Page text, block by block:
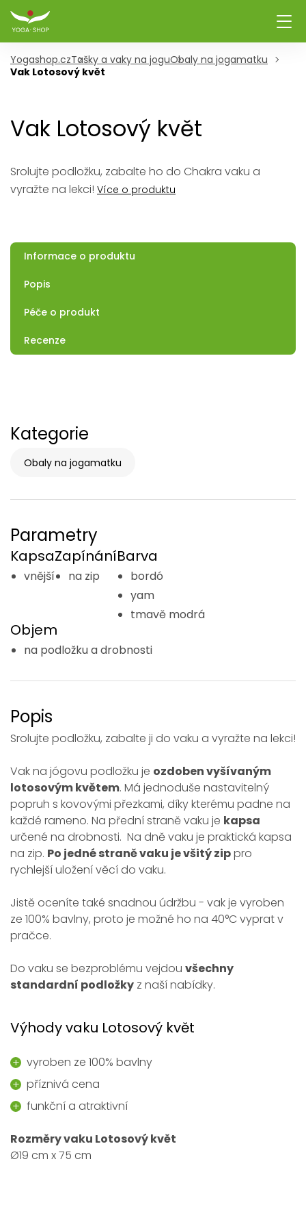
Yogashop.czTašky a vaky na joguObaly na jogamatku
Vak Lotosový květ
Vak Lotosový květ
Srolujte podložku, zabalte ho do Chakra vaku a
vyražte na lekci! Více o produktu
Informace o produktu
Popis
Péče o produkt
Recenze
Kategorie
Obaly na jogamatku
Parametry
Kapsa
vnější
Zapínání
na zip
Barva
bordó
yam
tmavě modrá
Objem
na podložku a drobnosti
Popis
Srolujte podložku, zabalte ji do vaku a vyražte na lekci!
Vak na jógovu podložku je ozdoben vyšívaným
lotosovým květem. Má jednoduše nastavitelný
popruh s kovovými přezkami, díky kterému padne na
každé rameno. Na přední straně vaku je kapsa
určené na drobnosti. Na dně vaku je praktická kapsa
na zip. Po jedné straně vaku je všitý zippro
rychlejší uložení věcí do vaku.
Jistě oceníte také snadnou údržbu - vak je vyroben
ze 100% bavlny, proto je možné ho na 40°C vyprat v
pračce.
Do vaku se bezproblému vejdou všechny
standardní podložky z naší nabídky.
Výhody vaku Lotosový květ
vyroben ze 100% bavlny
příznivá cena
funkční a atraktivní
Rozměry vaku Lotosový květ
Ø19 cm x 75 cm